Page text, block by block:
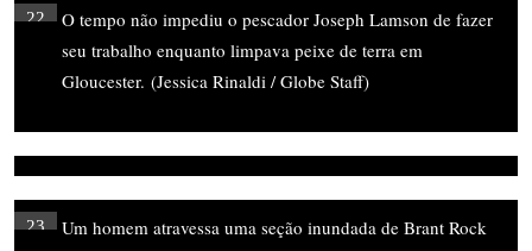
22
O tempo não impediu o pescador Joseph Lamson de fazer
seu trabalho enquanto limpava peixe de terra em
Gloucester. (Jessica Rinaldi / Globe Staff)
23
Um homem atravessa uma seção inundada de Brant Rock